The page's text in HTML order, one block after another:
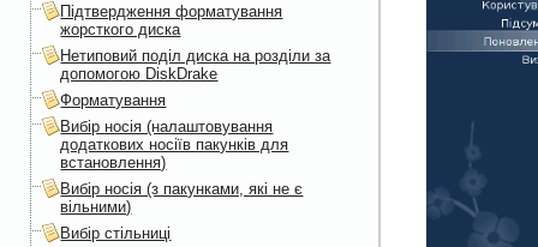
Підтвердження форматування
жорсткого диска
Нетиповий поділ диска на розділи за
допомогою DiskDrake
Форматування
Вибір носія (налаштовування
додаткових носіїв пакунків для
встановлення)
Вибір носія (з пакунками, які не є
вільними)
Вибір стільниці